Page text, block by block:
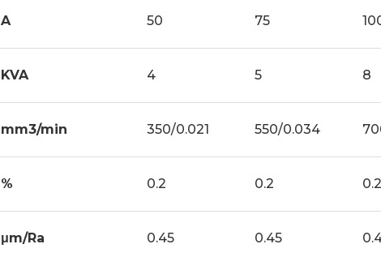
A 50 75
KVA 4 5 8
mm3/min 350/0.021 550/0.034
% 0.2 0.2 0.2
μm/Ra 0.45 0.45